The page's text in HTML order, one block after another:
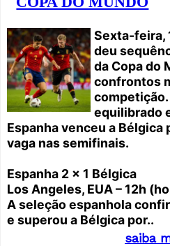
Sexta-feira,
deu
da Copa do
confrontos
equilibrado
Espanha venceu a Bélgica
vaga nas semifinais.
Espanha 2 x 1 Bélgica
Los Angeles, EUA – 12h
A seleção espanhola
e superou a Bélgica por..
saiba